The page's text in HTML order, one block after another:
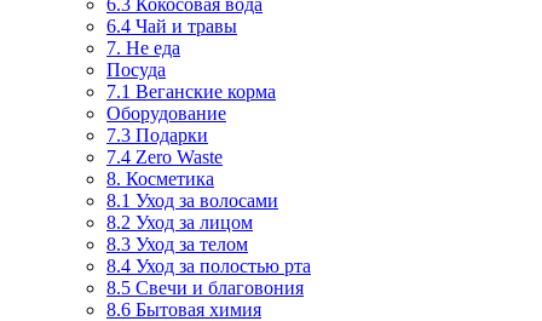
6.4 Чай и травы
7. Не еда
Посуда
7.1 Веганские корма
Оборудование
7.3 Подарки
7.4 Zero Waste
8. Косметика
8.1 Уход за волосами
8.2 Уход за лицом
8.3 Уход за телом
8.4 Уход за полостью рта
8.5 Свечи и благовония
8.6 Бытовая химия